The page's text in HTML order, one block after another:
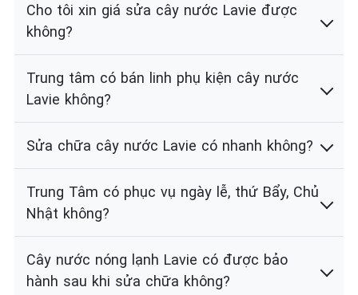
Cho tôi xin giá sửa cây nước Lavie được
không?
Trung tâm có bán linh phụ kiện cây nước
Lavie không?
Sửa chữa cây nước Lavie có nhanh không?
Trung Tâm có phục vụ ngày lễ, thứ Bẩy, Chủ
Nhật không?
Cây nước nóng lạnh Lavie có được bảo
hành sau khi sửa chữa không?